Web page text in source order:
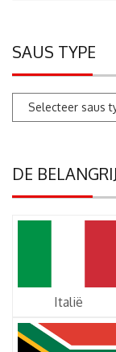
SAUS TYPE
DE
Italië